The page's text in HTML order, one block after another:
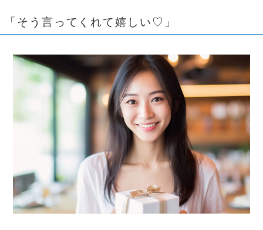
「そう言ってくれて嬉しい♡」